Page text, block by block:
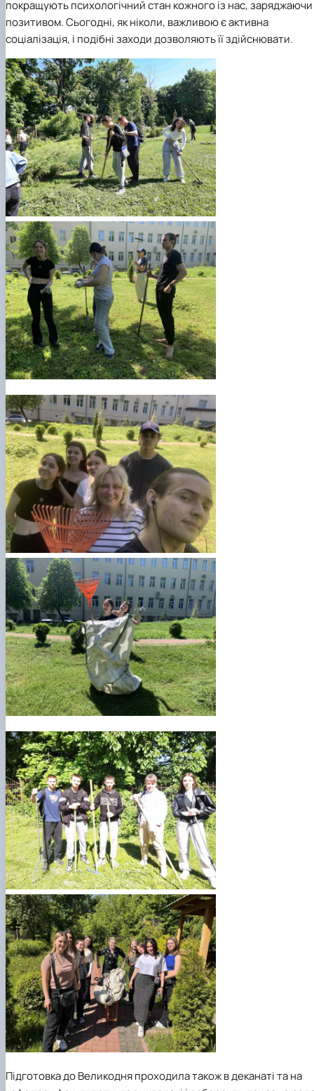
покращують психологічний стан кожного із нас, заряджаючи
позитивом. Сьогодні, як ніколи, важливою є активна
соціалізація, і подібні заходи дозволяють її здійснювати.
Підготовка до Великодня проходила також в деканаті та на